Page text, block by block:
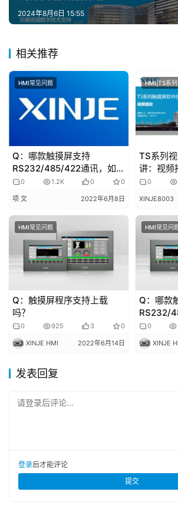
题
答
社
区
常
问
题
登录 注册
2024年8月6日 15:55
相关推荐
HMI常见问题
Q：哪款触摸屏支持
RS232/485/422通讯，如何
接线？
0 1.2K 0 0
项 文 2022年6月8日
HMI|TS系列
TS系列
讲：视频
0
XINJE8003
HMI常见问题
Q：触摸屏程序支持上载
吗？
0 925 3 0
XINJE HMI 2022年6月14日
HMI常见问
Q：哪款
RS232/
接线？￼
0
XINJE
发表回复
请登录后评论...
登录后才能评论
提交